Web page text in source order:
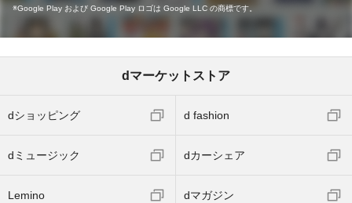
Google Play および Google Play ロゴは Google LLC の商標です。
dマーケットストア
dショッピング d fashion
dミュージック dカーシェア
Lemino dマガジン